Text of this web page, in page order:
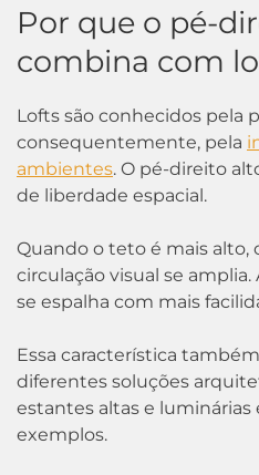
Por que o pé-
combina com
Lofts são conhecidos pela
consequentemente, pela
ambientes. O pé-direito
de liberdade espacial.
Quando o teto é mais alto,
circulação visual se amplia.
se espalha com mais
Essa característica
diferentes soluções
estantes altas e luminárias
exemplos.